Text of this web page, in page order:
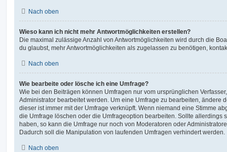
Nach oben
Wieso kann ich nicht mehr Antwortmöglichkeiten erstellen?
Die maximal zulässige Anzahl von Antwortmöglichkeiten wird durch die
du glaubst, mehr Antwortmöglichkeiten als zugelassen zu benötigen,
Nach oben
Wie bearbeite oder lösche ich eine Umfrage?
Wie bei den Beiträgen können Umfragen nur vom ursprünglichen
Administrator bearbeitet werden. Um eine Umfrage zu bearbeiten, ändere
dieser ist immer mit der Umfrage verknüpft. Wenn niemand eine Stimme
die Umfrage löschen oder die Umfrageoption bearbeiten. Sollte allerdings
haben, so kann die Umfrage nur noch von Moderatoren oder
Dadurch soll die Manipulation von laufenden Umfragen verhindert werden.
Nach oben